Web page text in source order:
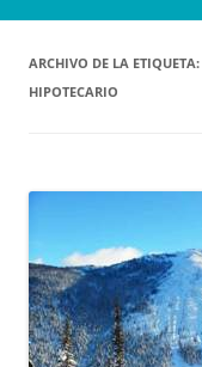
ARCHIVO DE LA ETIQUETA:
HIPOTECARIO